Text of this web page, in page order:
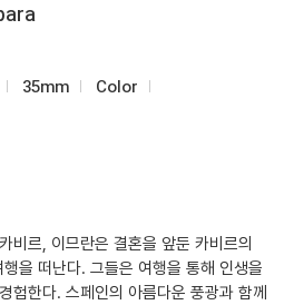
35mm
Color
비르, 이므란은 결혼을 앞둔 카비르의
을 떠난다. 그들은 여행을 통해 인생을
험한다. 스페인의 아름다운 풍광과 함께